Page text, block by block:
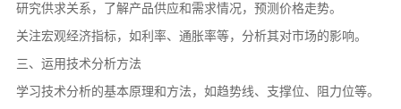
研究供求关系，了解产品供应和需求情况，预测价格走势。
关注宏观经济指标，如利率、通胀率等，分析其对市场的影响。
三、运用技术分析方法
学习技术分析的基本原理和方法，如趋势线、支撑位、阻力位等。